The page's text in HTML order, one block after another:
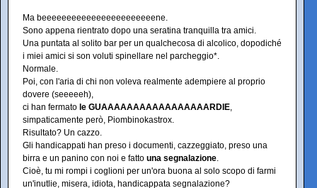
Ma beeeeeeeeeeeeeeeeeeeeeeene.
Sono appena rientrato dopo una seratina tranquilla tra amici.
Una puntata al solito bar per un qualchecosa di alcolico, dopodiché
i miei amici si son voluti spinellare nel parcheggio*.
Normale.
Poi, con l'aria di chi non voleva realmente adempiere al proprio
dovere (seeeeeh),
ci han fermato le GUAAAAAAAAAAAAAAAAARDIE
simpaticamente però, Piombinokastrox.
Risultato? Un cazzo.
Gli handicappati han preso i documenti, cazzeggiato, preso una
birra e un panino con noi e fatto una segnalazione
Cioè, tu mi rompi i coglioni per un'ora buona al solo scopo di farmi
un'inutlie, misera, idiota, handicappata segnalazione?